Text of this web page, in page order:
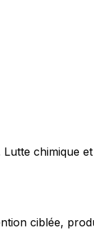
chimique
ciblée,